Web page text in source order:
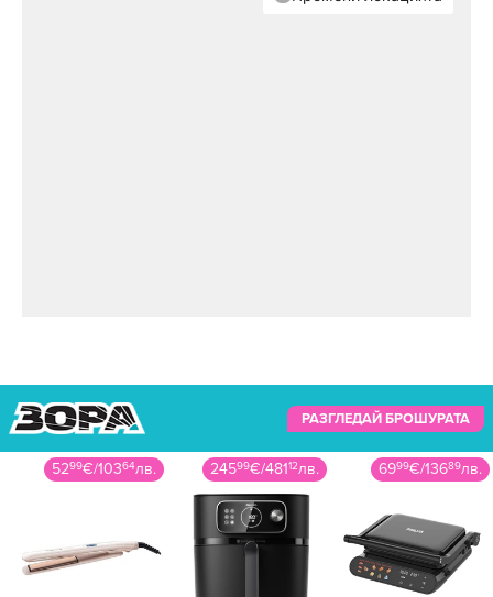
РАЗГЛЕДАЙ БРОШУРАТА
5299€/10364лв. 24599€/48112лв. 6999€/13689лв.